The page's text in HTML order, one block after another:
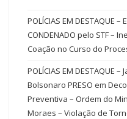
POLÍCIAS EM DESTAQUE
CONDENADO pelo STF –
Coação no Curso do
POLÍCIAS EM DESTAQUE –
Bolsonaro PRESO em
Preventiva – Ordem do
Moraes – Violação de